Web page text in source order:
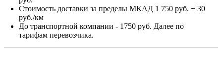
Стоимость доставки за пределы МКАД 1 750 руб. + 30
руб./км
До транспортной компании - 1750 руб. Далее по
тарифам перевозчика.